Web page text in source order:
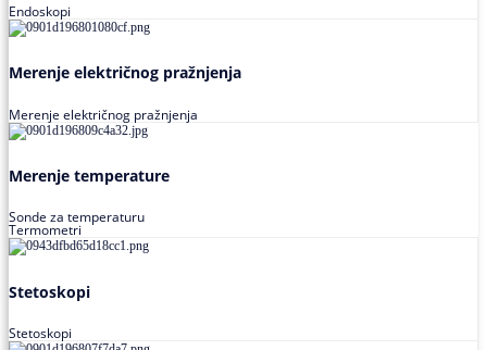
Endoskopi
Merenje električnog pražnjenja
Merenje električnog pražnjenja
Merenje temperature
Sonde za temperaturu
Termometri
Stetoskopi
Stetoskopi